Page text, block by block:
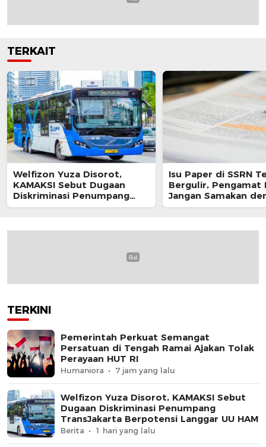
TERKAIT
Welfizon Yuza Disorot,
KAMAKSI Sebut Dugaan
Diskriminasi Penumpang
TransJakarta Berpotensi
Isu Paper di SSRN
Bergulir, Pengamat
Jangan Samakan
Sikap Resmi
TERKINI
Pemerintah Perkuat Semangat
Persatuan di Tengah Ramai Ajakan Tolak
Perayaan HUT RI
Humaniora 7 jam yang lalu
Welfizon Yuza Disorot, KAMAKSI Sebut
Dugaan Diskriminasi Penumpang
TransJakarta Berpotensi Langgar UU HAM
Berita 1 hari yang lalu